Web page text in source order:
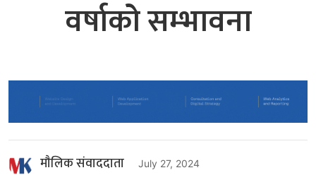
वर्षाको सम्भावना
माैलिक संवाददाता July 27, 2024